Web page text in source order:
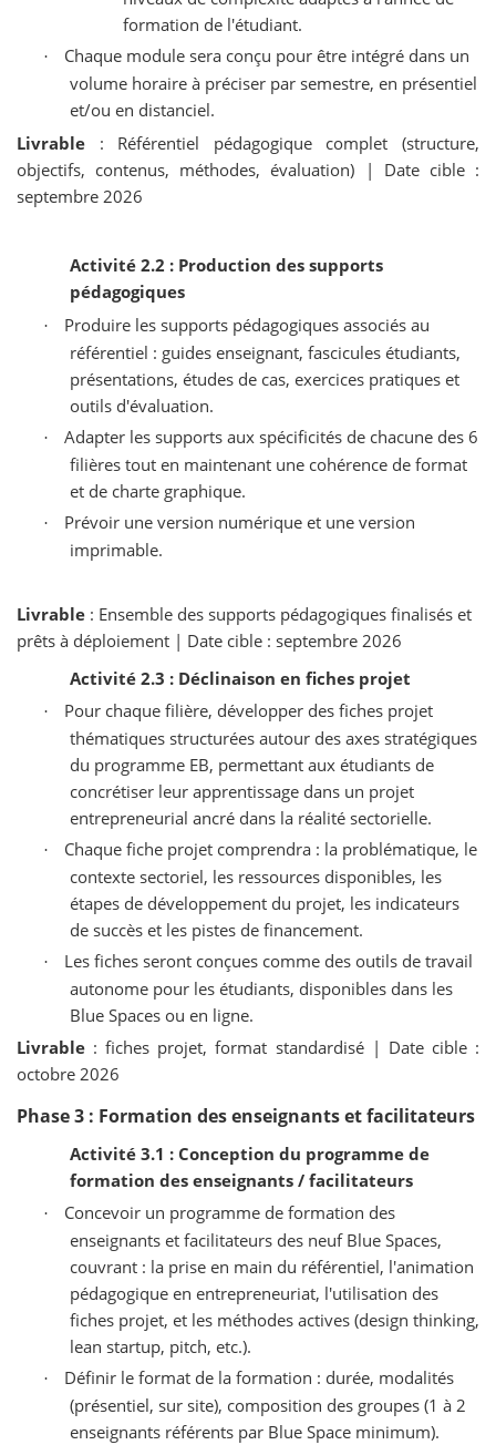
formation de l'étudiant.
·
Chaque module sera conçu pour être intégré dans un
volume horaire à préciser par semestre, en présentiel
et/ou en distanciel.
Livrable : Référentiel pédagogique complet (structure,
objectifs, contenus, méthodes, évaluation) | Date cible :
septembre 2026
Activité 2.2 : Production des supports
pédagogiques
·
Produire les supports pédagogiques associés au
référentiel : guides enseignant, fascicules étudiants,
présentations, études de cas, exercices pratiques et
outils d'évaluation.
·
Adapter les supports aux spécificités de chacune des 6
filières tout en maintenant une cohérence de format
et de charte graphique.
·
Prévoir une version numérique et une version
imprimable.
Livrable : Ensemble des supports pédagogiques finalisés et
prêts à déploiement | Date cible : septembre 2026
Activité 2.3 : Déclinaison en fiches projet
·
Pour chaque filière, développer des fiches projet
thématiques structurées autour des axes stratégiques
du programme EB, permettant aux étudiants de
concrétiser leur apprentissage dans un projet
entrepreneurial ancré dans la réalité sectorielle.
·
Chaque fiche projet comprendra : la problématique, le
contexte sectoriel, les ressources disponibles, les
étapes de développement du projet, les indicateurs
de succès et les pistes de financement.
·
Les fiches seront conçues comme des outils de travail
autonome pour les étudiants, disponibles dans les
Blue Spaces ou en ligne.
Livrable : fiches projet, format standardisé | Date cible :
octobre 2026
Phase 3 : Formation des enseignants et facilitateurs
Activité 3.1 : Conception du programme de
formation des enseignants / facilitateurs
·
Concevoir un programme de formation des
enseignants et facilitateurs des neuf Blue Spaces,
couvrant : la prise en main du référentiel, l'animation
pédagogique en entrepreneuriat, l'utilisation des
fiches projet, et les méthodes actives (design thinking,
lean startup, pitch, etc.).
·
Définir le format de la formation : durée, modalités
(présentiel, sur site), composition des groupes (1 à 2
enseignants référents par Blue Space minimum).